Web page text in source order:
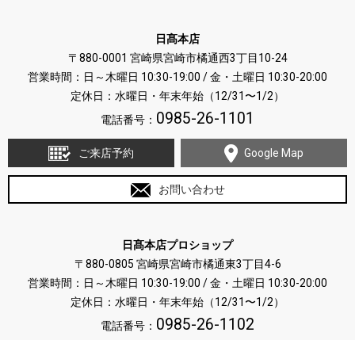
日髙本店
〒880-0001 宮崎県宮崎市橘通西3丁目10-24
営業時間：日～木曜日 10:30-19:00 / 金・土曜日 10:30-20:00
定休日：水曜日・年末年始（12/31〜1/2）
電話番号： 0985-26-1101
ご来店予約 Google Map
お問い合わせ
日髙本店プロショップ
〒880-0805 宮崎県宮崎市橘通東3丁目4-6
営業時間：日～木曜日 10:30-19:00 / 金・土曜日 10:30-20:00
定休日：水曜日・年末年始（12/31〜1/2）
電話番号： 0985-26-1102